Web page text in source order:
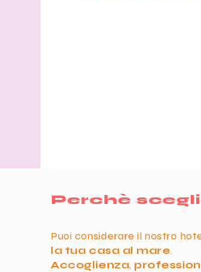
Perchè
Puoi considerare il nostro
la tua casa al mare.
Accoglienza,